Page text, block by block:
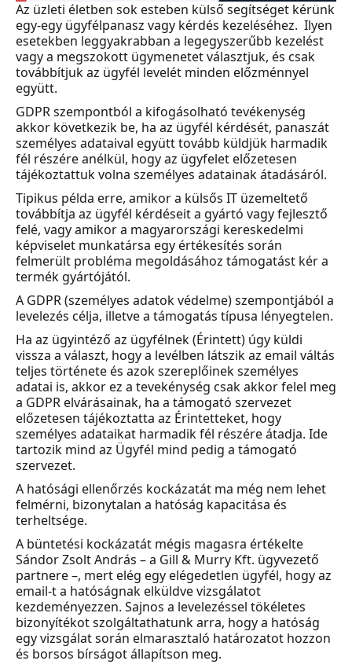
Az üzleti életben sok esteben külső segítséget kérünk
egy-egy ügyfélpanasz vagy kérdés kezeléséhez. Ilyen
esetekben leggyakrabban a legegyszerűbb kezelést
vagy a megszokott ügymenetet választjuk, és csak
továbbítjuk az ügyfél levelét minden előzménnyel
együtt.
GDPR szempontból a kifogásolható tevékenység
akkor következik be, ha az ügyfél kérdését, panaszát
személyes adataival együtt tovább küldjük harmadik
fél részére anélkül, hogy az ügyfelet előzetesen
tájékoztattuk volna személyes adatainak átadásáról.
Tipikus példa erre, amikor a külsős IT üzemeltető
továbbítja az ügyfél kérdéseit a gyártó vagy fejlesztő
felé, vagy amikor a magyarországi kereskedelmi
képviselet munkatársa egy értékesítés során
felmerült probléma megoldásához támogatást kér a
termék gyártójától.
A GDPR (személyes adatok védelme) szempontjából a
levelezés célja, illetve a támogatás típusa lényegtelen.
Ha az ügyintéző az ügyfélnek (Érintett) úgy küldi
vissza a választ, hogy a levélben látszik az email váltás
teljes története és azok szereplőinek személyes
adatai is, akkor ez a tevekénység csak akkor felel meg
a GDPR elvárásainak, ha a támogató szervezet
előzetesen tájékoztatta az Érintetteket, hogy
személyes adataikat harmadik fél részére átadja. Ide
tartozik mind az Ügyfél mind pedig a támogató
szervezet.
A hatósági ellenőrzés kockázatát ma még nem lehet
felmérni, bizonytalan a hatóság kapacitása és
terheltsége.
A büntetési kockázatát mégis magasra értékelte
Sándor Zsolt András – a Gill & Murry Kft. ügyvezető
partnere –, mert elég egy elégedetlen ügyfél, hogy az
email-t a hatóságnak elküldve vizsgálatot
kezdeményezzen. Sajnos a levelezéssel tökéletes
bizonyítékot szolgáltathatunk arra, hogy a hatóság
egy vizsgálat során elmarasztaló határozatot hozzon
és borsos bírságot állapítson meg.